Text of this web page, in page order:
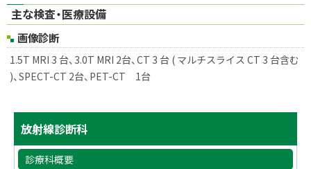
主な検査・医療設備
画像診断
1.5T MRI 3 台、3.0T MRI 2台、CT 3 台 ( マルチスライス CT 3 台含む
)、SPECT-CT 2台、PET-CT 1台
プ
サ
イ
放射線診断科
診療科概要